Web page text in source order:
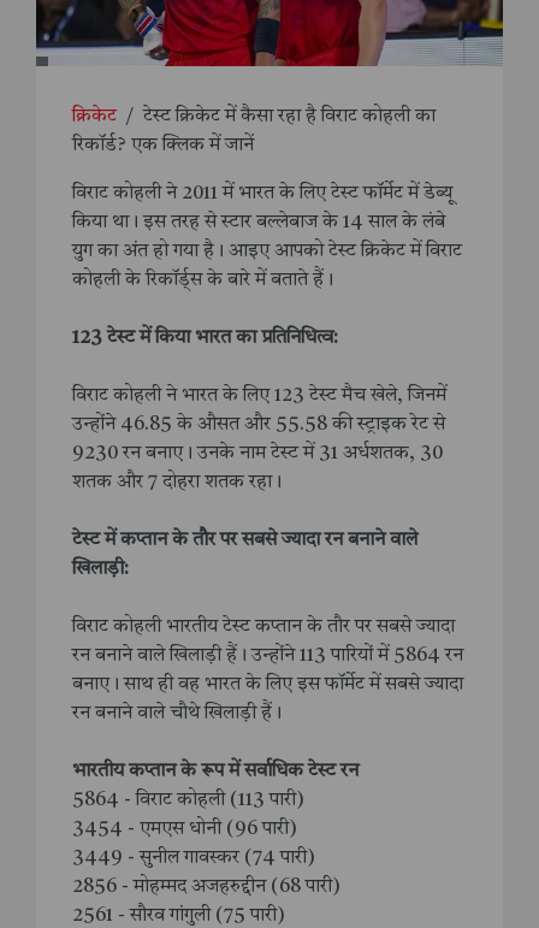
क्रिकेट / टेस्ट क्रिकेट में कैसा रहा है विराट कोहली का
रिकॉर्ड? एक क्लिक में जानें
विराट कोहली ने 2011 में भारत के लिए टेस्ट फॉर्मेट में डेब्यू
किया था। इस तरह से स्टार बल्लेबाज के 14 साल के लंबे
युग का अंत हो गया है। आइए आपको टेस्ट क्रिकेट में विराट
कोहली के रिकॉर्ड्स के बारे में बताते हैं।
123 टेस्ट में किया भारत का प्रतिनिधित्व:
विराट कोहली ने भारत के लिए 123 टेस्ट मैच खेले, जिनमें
उन्होंने 46.85 के औसत और 55.58 की स्ट्राइक रेट से
9230 रन बनाए। उनके नाम टेस्ट में 31 अर्धशतक, 30
शतक और 7 दोहरा शतक रहा।
टेस्ट में कप्तान के तौर पर सबसे ज्यादा रन बनाने वाले
खिलाड़ी:
विराट कोहली भारतीय टेस्ट कप्तान के तौर पर सबसे ज्यादा
रन बनाने वाले खिलाड़ी हैं। उन्होंने 113 पारियों में 5864 रन
बनाए। साथ ही वह भारत के लिए इस फॉर्मेट में सबसे ज्यादा
रन बनाने वाले चौथे खिलाड़ी हैं।
भारतीय कप्तान के रूप में सर्वाधिक टेस्ट रन
5864 - विराट कोहली (113 पारी)
3454 - एमएस धोनी (96 पारी)
3449 - सुनील गावस्कर (74 पारी)
2856 - मोहम्मद अजहरुद्दीन (68 पारी)
2561 - सौरव गांगुली (75 पारी)